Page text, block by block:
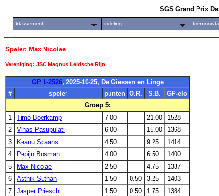
SGS Grand Prix
klassement indeling
Speler: Max Nicolae
Vereniging: JSC Magnus Leidsche Rijn
GP 1-2526, 2025-10-25, De Giessen en Linge
#
speler punten O.R. S.B.
GP-elo
Groep 5:
1
Timo Boerkamp 7.00 21.00
1528
2
Vihas Pasupulati 6.00 15.00
1368
3
Keanu Spaans 4.50 9.25
1414
4
Pepijn Bosman 4.00 6.50
1400
5
Max Nicolae 2.50 4.75
1387
6
Asthik Suthan 1.50 0.50 3.25
1403
7
Jasper Prieschl 1.50 0.50 1.75
1384